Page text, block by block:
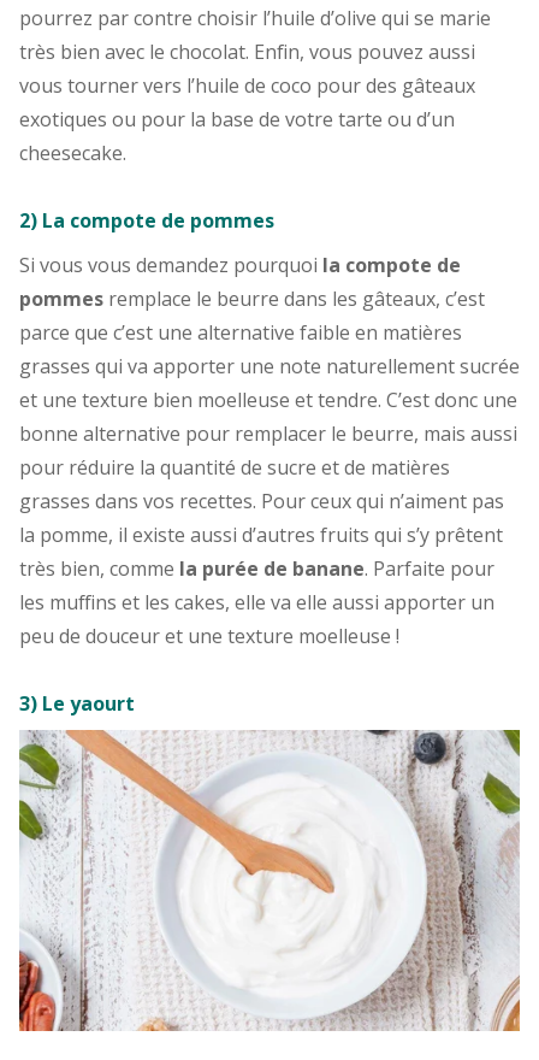
pourrez par contre choisir l’huile d’olive qui se marie
très bien avec le chocolat. Enfin, vous pouvez aussi
vous tourner vers l’huile de coco pour des gâteaux
exotiques ou pour la base de votre tarte ou d’un
cheesecake.
2) La compote de pommes
Si vous vous demandez pourquoi la compote de
pommes remplace le beurre dans les gâteaux, c’est
parce que c’est une alternative faible en matières
grasses qui va apporter une note naturellement sucrée
et une texture bien moelleuse et tendre. C’est donc une
bonne alternative pour remplacer le beurre, mais aussi
pour réduire la quantité de sucre et de matières
grasses dans vos recettes. Pour ceux qui n’aiment pas
la pomme, il existe aussi d’autres fruits qui s’y prêtent
très bien, comme la purée de banane. Parfaite pour
les muffins et les cakes, elle va elle aussi apporter un
peu de douceur et une texture moelleuse !
3) Le yaourt